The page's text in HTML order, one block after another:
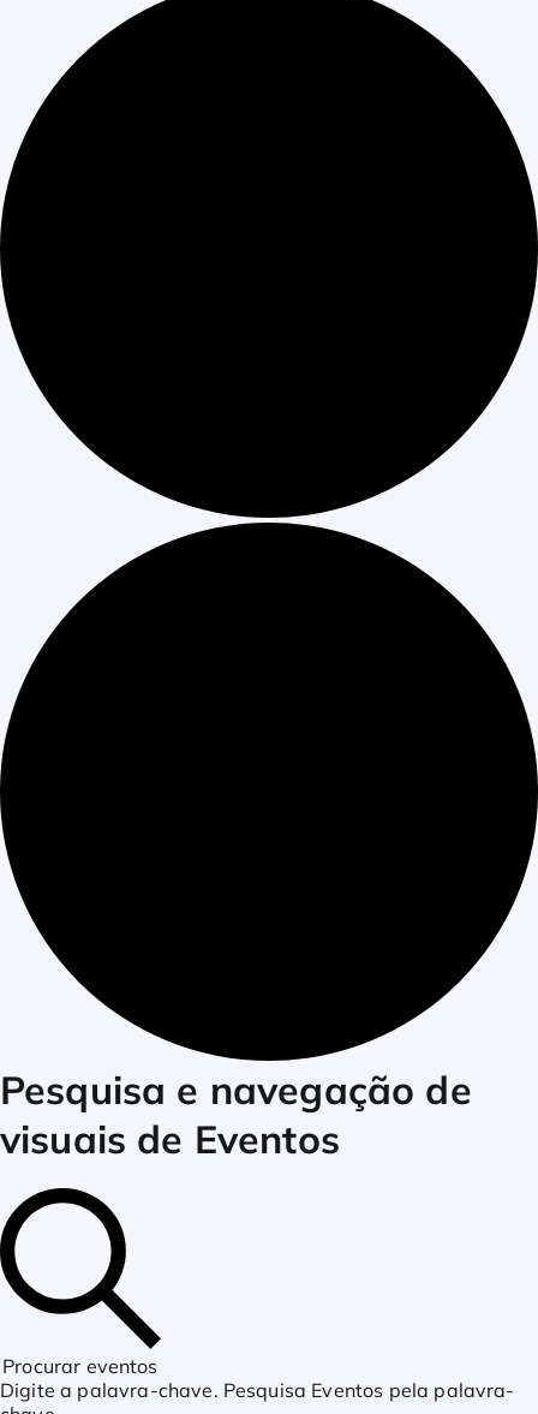
Eventos
for
julho
29,
Pesquisa e navegação de
visuais de Eventos
Procurar eventos
Digite a palavra-chave. Pesquisa Eventos pela palavra-